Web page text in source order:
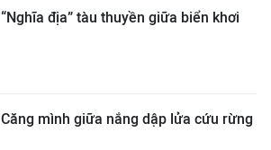
“Nghĩa địa” tàu thuyền giữa biển khơi
Căng mình giữa nắng dập lửa cứu rừng